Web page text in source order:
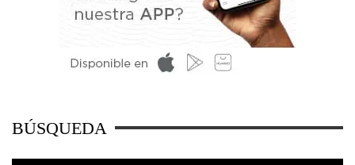
BÚSQUEDA